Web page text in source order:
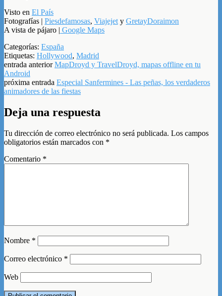
Visto en El País
Fotografías | Piesdefamosas, Viajejet y GretayDoraimon
A vista de pájaro | Google Maps
Categorías: España
Etiquetas: Hollywood, Madrid
entrada anteriorMapDroyd y TravelDroyd, mapas offline en tu
Android
próxima entrada Especial Sanfermines - Las peñas, los verdaderos
animadores de las fiestas
Deja una respuesta
Tu dirección de correo electrónico no será publicada. Los campos
obligatorios están marcados con *
Comentario *
Nombre *
Correo electrónico *
Web